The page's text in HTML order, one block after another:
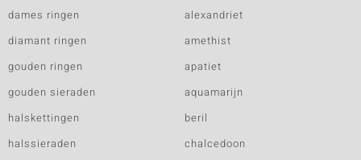
dames ringen
diamant ringen
gouden ringen
gouden sieraden
halskettingen
halssieraden
alexandriet
amethist
apatiet
aquamarijn
beril
chalcedoon